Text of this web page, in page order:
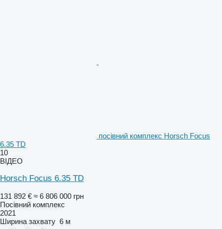
посівний комплекс Horsch Focus
6.35 TD
10
ВІДЕО
Horsch Focus 6.35 TD
131 892 € ≈ 6 806 000 грн
Посівний комплекс
2021
Ширина захвату 6 м